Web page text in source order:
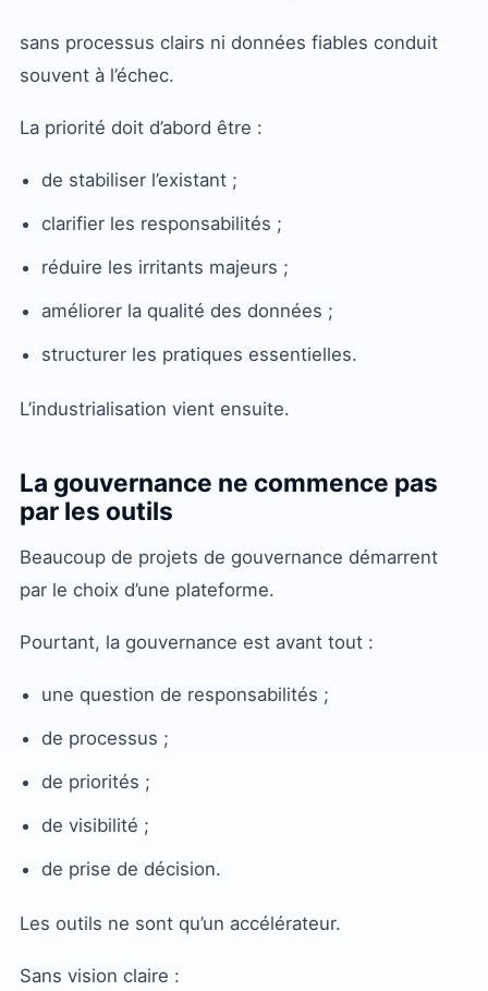
sans processus clairs ni données fiables conduit
souvent à l’échec.
La priorité doit d’abord être :
de stabiliser l’existant ;
clarifier les responsabilités ;
réduire les irritants majeurs ;
améliorer la qualité des données ;
structurer les pratiques essentielles.
L’industrialisation vient ensuite.
La gouvernance ne commence pas
par les outils
Beaucoup de projets de gouvernance démarrent
par le choix d’une plateforme.
Pourtant, la gouvernance est avant tout :
une question de responsabilités ;
de processus ;
de priorités ;
de visibilité ;
de prise de décision.
Les outils ne sont qu’un accélérateur.
Sans vision claire :